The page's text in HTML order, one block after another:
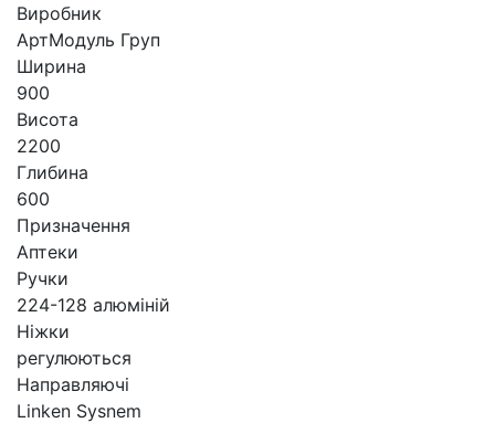
Виробник
АртМодуль Груп
Ширина
900
Висота
2200
Глибина
600
Призначення
Аптеки
Ручки
224-128 алюміній
Ніжки
регулюються
Направляючі
Linken Sysnem